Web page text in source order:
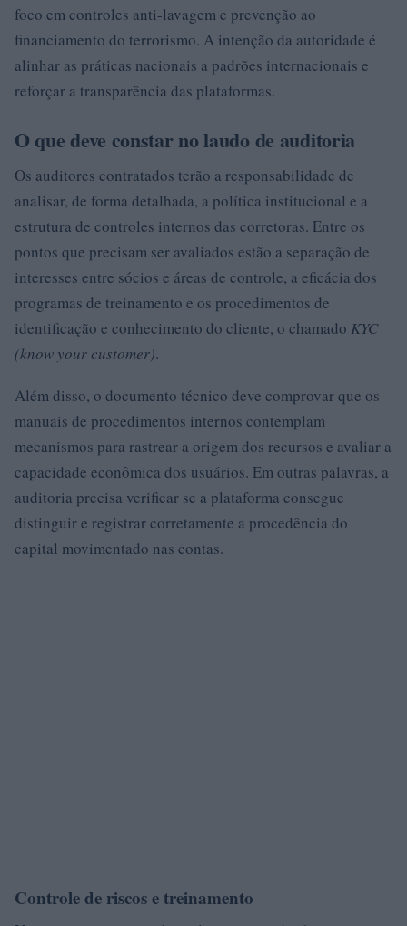
foco em controles anti-lavagem e prevenção ao
financiamento do terrorismo. A intenção da autoridade é
alinhar as práticas nacionais a padrões internacionais e
reforçar a transparência das plataformas.
O que deve constar no laudo de auditoria
Os auditores contratados terão a responsabilidade de
analisar, de forma detalhada, a política institucional e a
estrutura de controles internos das corretoras. Entre os
pontos que precisam ser avaliados estão a separação de
interesses entre sócios e áreas de controle, a eficácia dos
programas de treinamento e os procedimentos de
identificação e conhecimento do cliente, o chamado KYC
(know your customer).
Além disso, o documento técnico deve comprovar que os
manuais de procedimentos internos contemplam
mecanismos para rastrear a origem dos recursos e avaliar a
capacidade econômica dos usuários. Em outras palavras, a
auditoria precisa verificar se a plataforma consegue
distinguir e registrar corretamente a procedência do
capital movimentado nas contas.
Controle de riscos e treinamento